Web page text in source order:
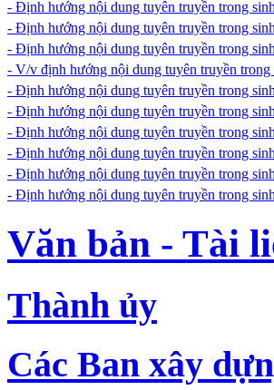
- Định hướng nội dung tuyên truyền trong
- Định hướng nội dung tuyên truyền trong
- Định hướng nội dung tuyên truyền trong
- V/v định hướng nội dung tuyên truyền trong
- Định hướng nội dung tuyên truyền trong
- Định hướng nội dung tuyên truyền trong
- Định hướng nội dung tuyên truyền trong
- Định hướng nội dung tuyên truyền trong
- Định hướng nội dung tuyên truyền trong
- Định hướng nội dung tuyên truyền trong
Văn bản - Tài
Thành ủy
Các Ban xây